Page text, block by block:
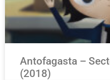
Antofagasta –
(2018)